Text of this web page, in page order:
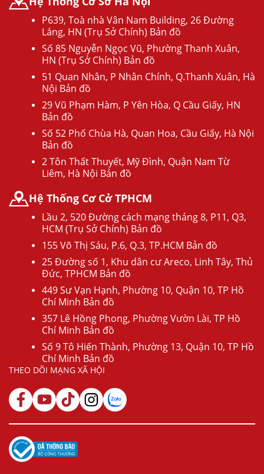
P639, Toà nhà Vân Nam Building, 26 Đường
Láng, HN (Trụ Sở Chính) Bản đồ
Số 85 Nguyễn Ngọc Vũ, Phường Thanh Xuân,
HN (Trụ Sở Chính) Bản đồ
51 Quan Nhân, P Nhân Chính, Q.Thanh Xuân, Hà
Nội Bản đồ
29 Vũ Phạm Hàm, P Yên Hòa, Q Cầu Giấy, HN
Bản đồ
Số 52 Phố Chùa Hà, Quan Hoa, Cầu Giấy, Hà Nội
Bản đồ
2 Tôn Thất Thuyết, Mỹ Đình, Quận Nam Từ
Liêm, Hà Nội Bản đồ
Hệ Thống Cơ Cở TPHCM
Lầu 2, 520 Đường cách mạng tháng 8, P11, Q3,
HCM (Trụ Sở Chính) Bản đồ
155 Võ Thị Sáu, P.6, Q.3, TP.HCM Bản đồ
25 Đường số 1, Khu dân cư Areco, Linh Tây, Thủ
Đức, TPHCM Bản đồ
449 Sư Vạn Hạnh, Phường 10, Quận 10, TP Hồ
Chí Minh Bản đồ
357 Lê Hồng Phong, Phường Vườn Lài, TP Hồ
Chí Minh Bản đồ
Số 9 Tô Hiến Thành, Phường 13, Quận 10, TP Hồ
Chí Minh Bản đồ
THEO DÕI MẠNG XÃ HỘI